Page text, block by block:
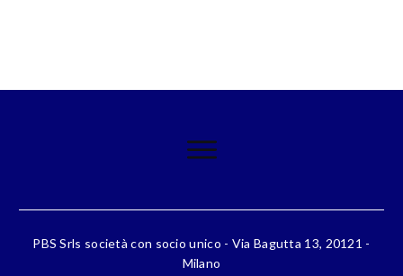
PBS Srls società con socio unico - Via Bagutta 13, 20121 -
Milano